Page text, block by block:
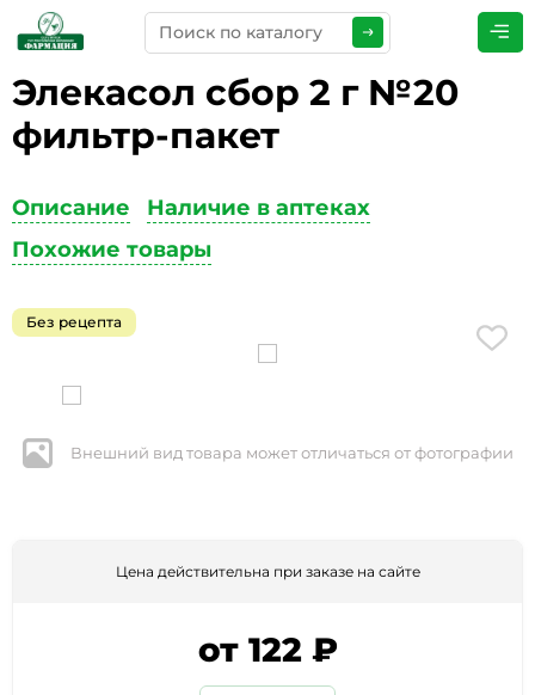
Элекасол сбор 2 г №20
фильтр-пакет
Описание
Наличие в аптеках
Похожие товары
Без рецепта
Внешний вид товара может отличаться от фотографии
Цена действительна при заказе на сайте
от 122 ₽
ПРЕДСТАВЬТЕСЬ
ТЕЛЕФОН*
ЭЛЕКТРОННАЯ ПОЧТА
КОММЕНТАРИИ*